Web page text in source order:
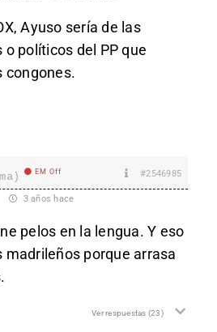
Ayuso sería de las
políticos del PP que
congones.
EM Off #2546985
3 años hace
pelos en la lengua. Y eso
madrileños porque arrasa
Ver respuestas (23)